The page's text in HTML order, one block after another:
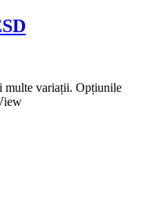
multe variații. Opțiunile